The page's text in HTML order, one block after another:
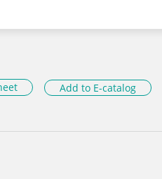
Add to E-catalog